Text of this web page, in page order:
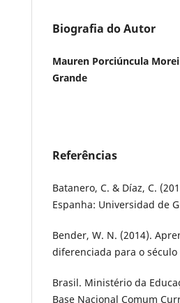
Biografia do Autor
Mauren Porciúncula
Grande
Referências
Batanero, C. & Díaz, C.
Espanha: Universidad de
Bender, W. N. (2014).
diferenciada para o século
Brasil. Ministério da
Base Nacional Comum